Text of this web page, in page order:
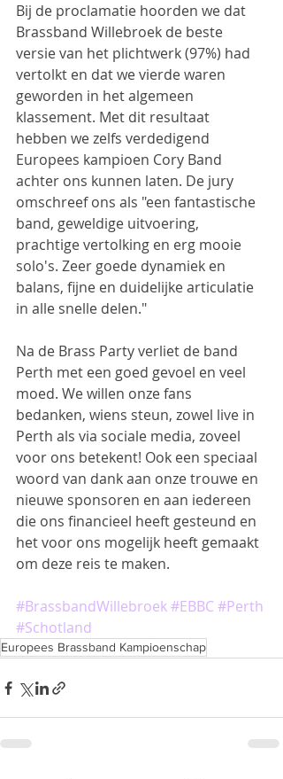
Bij de proclamatie hoorden we dat
Brassband Willebroek de beste
versie van het plichtwerk (97%) had
vertolkt en dat we vierde waren
geworden in het algemeen
klassement. Met dit resultaat
hebben we zelfs verdedigend
Europees kampioen Cory Band
achter ons kunnen laten. De jury
omschreef ons als "een fantastische
band, geweldige uitvoering,
prachtige vertolking en erg mooie
solo's. Zeer goede dynamiek en
balans, fijne en duidelijke articulatie
in alle snelle delen."
Na de Brass Party verliet de band
Perth met een goed gevoel en veel
moed. We willen onze fans
bedanken, wiens steun, zowel live in
Perth als via sociale media, zoveel
voor ons betekent! Ook een speciaal
woord van dank aan onze trouwe en
nieuwe sponsoren en aan iedereen
die ons financieel heeft gesteund en
het voor ons mogelijk heeft gemaakt
om deze reis te maken.
#BrassbandWillebroek#EBBC #Perth
#Schotland
Europees Brassband Kampioenschap